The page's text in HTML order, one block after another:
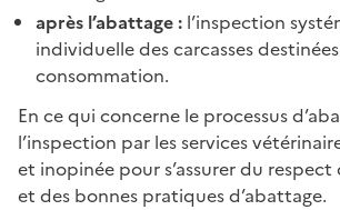
après l’abattage : l’inspection
individuelle des carcasses
consommation.
En ce qui concerne le processus
l’inspection par les services
et inopinée pour s’assurer du
et des bonnes pratiques d’abattage.